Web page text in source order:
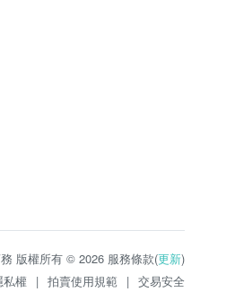
版權所有 © 2026 服務條款(更新)
私權 | 拍賣使用規範 | 交易安全